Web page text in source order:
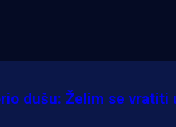
dušu: Želim se vratiti